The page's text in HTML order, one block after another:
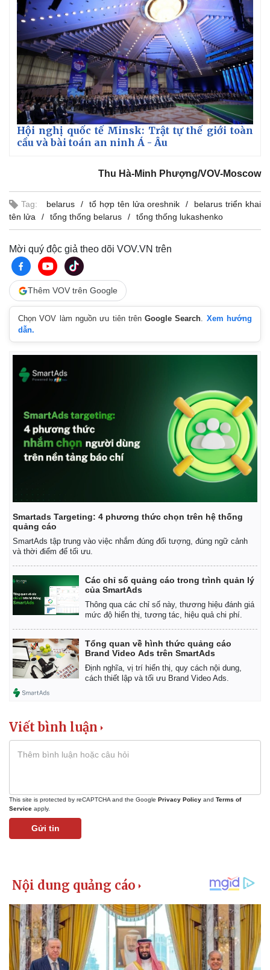
Kinh tế
Bất động sản
Khởi nghiệp
Thị trường
Giá vàng
Tiêu dùng
Tỷ giá
Hội nghị quốc tế Minsk: Trật tự thế giới toàn
cầu và bài toán an ninh Á - Âu
Thu Hà-Minh Phượng/VOV-Moscow
Tag: belarus tổ hợp tên lửa oreshnik
belarus triển khai
tên lửa
tổng thống belarus tổng thống lukashenko
Mời quý độc giả theo dõi VOV.VN trên
Thêm VOV trên Google
Chọn VOV làm nguồn ưu tiên trênGoogle Search. Xem hướng
dẫn.
Smartads Targeting: 4 phương thức chọn trên hệ thống
quảng cáo
SmartAds tập trung vào việc nhắm đúng đối tượng, đúng ngữ cảnh
và thời điểm để tối ưu.
Các chỉ số quảng cáo trong trình quản lý
của SmartAds
Thông qua các chỉ số này, thương hiệu đánh giá
mức độ hiển thị, tương tác, hiệu quả chi phí.
Tổng quan về hình thức quảng cáo
Brand Video Ads trên SmartAds
Định nghĩa, vị trí hiển thị, quy cách nội dung,
cách thiết lập và tối ưu Brand Video Ads.
Viết bình luận
This site is protected by reCAPTCHA and the Google Privacy Policy and Terms of
Service apply.
Gửi tin